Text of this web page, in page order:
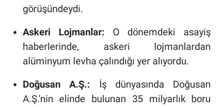
görüşündeydi.
Askeri Lojmanlar: O dönemdeki asayiş
haberlerinde, askeri lojmanlardan
alüminyum levha çalındığı yer alıyordu.
Doğusan A.Ş.: İş dünyasında Doğusan
A.Ş.'nin elinde bulunan 35 milyarlık boru